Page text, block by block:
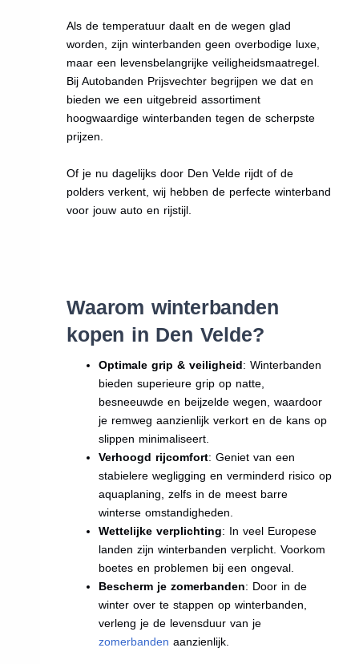
Als de temperatuur daalt en de wegen glad
worden, zijn winterbanden geen overbodige luxe,
maar een levensbelangrijke veiligheidsmaatregel.
Bij Autobanden Prijsvechter begrijpen we dat en
bieden we een uitgebreid assortiment
hoogwaardige winterbanden tegen de scherpste
prijzen.
Of je nu dagelijks door Den Velde rijdt of de
polders verkent, wij hebben de perfecte winterband
voor jouw auto en rijstijl.
Waarom winterbanden
kopen in Den Velde?
Optimale grip & veiligheid: Winterbanden
bieden superieure grip op natte,
besneeuwde en beijzelde wegen, waardoor
je remweg aanzienlijk verkort en de kans op
slippen minimaliseert.
Verhoogd rijcomfort: Geniet van een
stabielere wegligging en verminderd risico op
aquaplaning, zelfs in de meest barre
winterse omstandigheden.
Wettelijke verplichting: In veel Europese
landen zijn winterbanden verplicht. Voorkom
boetes en problemen bij een ongeval.
Bescherm je zomerbanden: Door in de
winter over te stappen op winterbanden,
verleng je de levensduur van je
zomerbanden aanzienlijk.